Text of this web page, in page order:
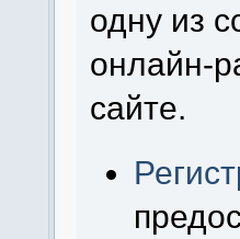
одну из
онлайн-
сайте.